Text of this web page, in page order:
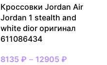
Кроссовки Jordan Air
Jordan 1 stealth and
white dior оригинал
611086434
8135 ₽ – 12905 ₽